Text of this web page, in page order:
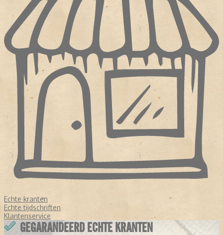
Echte kranten
Echte tijdschriften
Klantenservice
GEGARANDEERD ECHTE KRANTEN